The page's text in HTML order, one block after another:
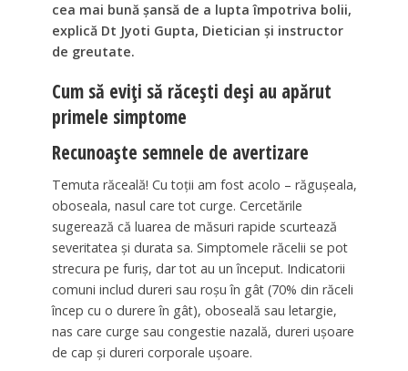
cea mai bună șansă de a lupta împotriva bolii,
explică Dt Jyoti Gupta, Dietician și instructor
de greutate.
Cum să eviți să răcești deși au apărut
primele simptome
Recunoaște semnele de avertizare
Temuta răceală! Cu toții am fost acolo – răgușeala,
oboseala, nasul care tot curge. Cercetările
sugerează că luarea de măsuri rapide scurtează
severitatea și durata sa. Simptomele răcelii se pot
strecura pe furiș, dar tot au un început. Indicatorii
comuni includ dureri sau roșu în gât (70% din răceli
încep cu o durere în gât), oboseală sau letargie,
nas care curge sau congestie nazală, dureri ușoare
de cap și dureri corporale ușoare.